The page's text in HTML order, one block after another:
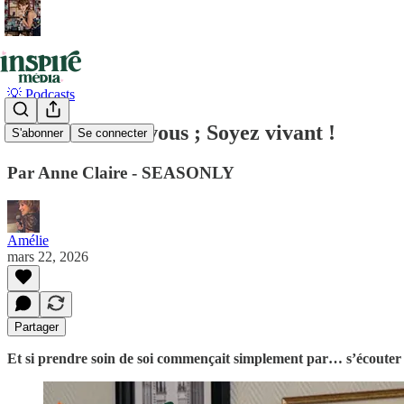
S'abonner Se connecter
💡 Podcasts
Prenez soin de vous ; Soyez vivant !
Par Anne Claire - SEASONLY
Amélie
mars 22, 2026
Partager
Et si prendre soin de soi commençait simplement par… s’écouter